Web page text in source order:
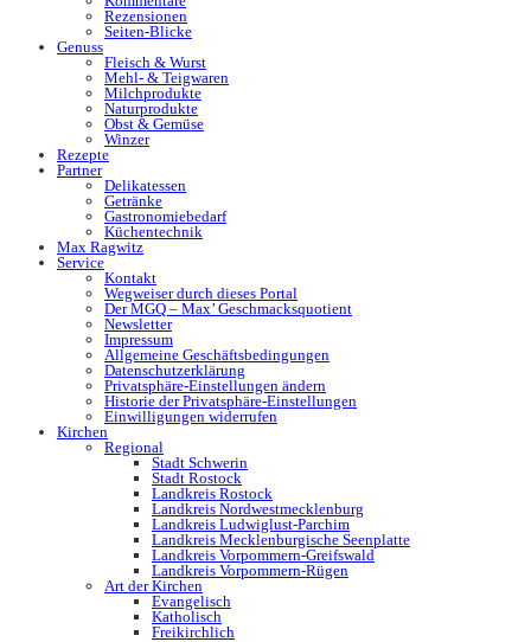
Rezensionen
Seiten-Blicke
Genuss
Fleisch & Wurst
Mehl- & Teigwaren
Milchprodukte
Naturprodukte
Obst & Gemüse
Winzer
Rezepte
Partner
Delikatessen
Getränke
Gastronomiebedarf
Küchentechnik
Max Ragwitz
Service
Kontakt
Wegweiser durch dieses Portal
Der MGQ – Max’ Geschmacksquotient
Newsletter
Impressum
Allgemeine Geschäftsbedingungen
Datenschutzerklärung
Privatsphäre-Einstellungen ändern
Historie der Privatsphäre-Einstellungen
Einwilligungen widerrufen
Kirchen
Regional
Stadt Schwerin
Stadt Rostock
Landkreis Rostock
Landkreis Nordwestmecklenburg
Landkreis Ludwiglust-Parchim
Landkreis Mecklenburgische Seenplatte
Landkreis Vorpommern-Greifswald
Landkreis Vorpommern-Rügen
Art der Kirchen
Evangelisch
Katholisch
Freikirchlich